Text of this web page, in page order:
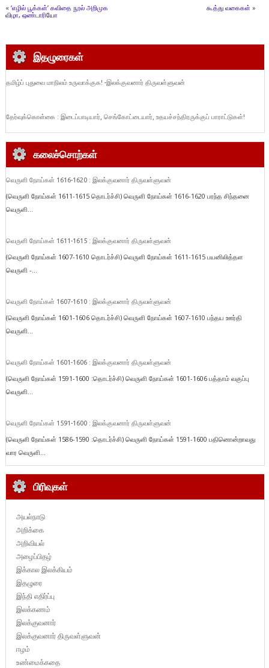
« ‘எழில் பூக்கள்’ கவிதை நூல் அறிமுக
விழா, ஒண்டாரியோ
கூத்து வகைகள் »
இதழுரைகள்
தமிழ்ப் புதுவை மாநிலம் உருவாக்குக! -இலக்குவனார் திருவள்ளுவன்
தேர்வுக்கொள்கை : இடைப்பாடியார், செங்கோட்டையார், உதயச்சந்திரருக்குப் பாராட்டுகள்!
கலைச்சொற்கள்
வெருளி நோய்கள் 1616-1620 : இலக்குவனார் திருவள்ளுவன்
(வெருளி நோய்கள் 1611-1615 தொடர்ச்சி) வெருளி நோய்கள் 1616-1620 பரந்த சிந்தனை
வெருளி...
வெருளி நோய்கள் 1611-1615 : இலக்குவனார் திருவள்ளுவன்
(வெருளி நோய்கள் 1607-1610 தொடர்ச்சி) வெருளி நோய்கள் 1611-1615 பயனிலித்தள
வெருளி -...
வெருளி நோய்கள் 1607-1610 : இலக்குவனார் திருவள்ளுவன்
(வெருளி நோய்கள் 1601-1606 தொடர்ச்சி) வெருளி நோய்கள் 1607-1610 பந்தய ஊர்தி
வெருளி...
வெருளி நோய்கள் 1601-1606 : இலக்குவனார் திருவள்ளுவன்
(வெருளி நோய்கள் 1591-1600 :தொடர்ச்சி) வெருளி நோய்கள் 1601-1606 பத்தாம் வகுப்பு
வெருளி...
வெருளி நோய்கள் 1591-1600 : இலக்குவனார் திருவள்ளுவன்
(வெருளி நோய்கள் 1586-1590 :தொடர்ச்சி) வெருளி நோய்கள் 1591-1600 பதினொன்றாவது
வார வெருளி...
பிரிவுகள்
அயல்நாடு
அறிக்கை
அறிவியல்
அழைப்பிதழ்
இக்கால இலக்கியம்
இதழுரை
இந்தி எதிர்ப்பு
இலக்கணம்
இலக்குவனார்
இலக்குவனார் திருவள்ளுவன்
ஈழம்
உண்மைக்கதை